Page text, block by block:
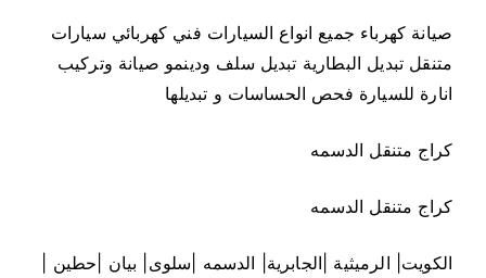
صيانة كهرباء جميع انواع السيارات فني كهربائي سيارات
متنقل تبديل البطارية تبديل سلف ودينمو صيانة وتركيب
انارة للسيارة فحص الحساسات و تبديلها
كراج متنقل الدسمه
كراج متنقل الدسمه
الكويت| الرميثية |الجابرية| الدسمه |سلوى| بيان |حطين |